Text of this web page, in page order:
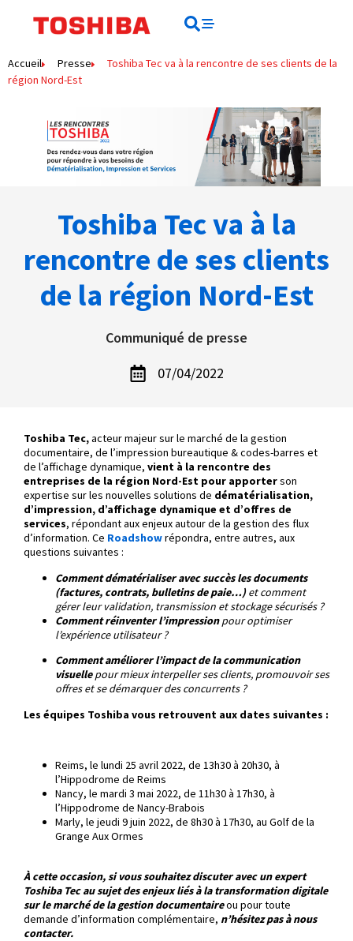
Accueil Presse
Toshiba Tec va à la rencontre de ses clients de la
région Nord-Est
Toshiba Tec va à la
rencontre de ses clients
de la région Nord-Est
Communiqué de presse
07/04/2022
Toshiba Tec,acteur majeur sur le marché de la gestion
documentaire, de l’impression bureautique & codes-barres et
de l’affichage dynamique, vient à la rencontre des
entreprises de la région Nord-Est pour apporterson
expertise sur les nouvelles solutions de dématérialisation,
d’impression, d’affichage dynamique et d’offres de
services, répondant aux enjeux autour de la gestion des flux
d’information. Ce Roadshowrépondra, entre autres, aux
questions suivantes :
Comment dématérialiser avec succès les documents
(factures, contrats, bulletins de paie…)et comment
gérer leur validation, transmission et stockage sécurisés ?
Comment réinventer l’impressionpour optimiser
l’expérience utilisateur ?
Comment améliorer l’impact de la communication
visuellepour mieux interpeller ses clients, promouvoir ses
offres et se démarquer des concurrents ?
Les équipes Toshiba vous retrouvent aux dates suivantes :
Reims, le lundi 25 avril 2022, de 13h30 à 20h30, à
l’Hippodrome de Reims
Nancy, le mardi 3 mai 2022, de 11h30 à 17h30, à
l’Hippodrome de Nancy-Brabois
Marly, le jeudi 9 juin 2022, de 8h30 à 17h30, au Golf de la
Grange Aux Ormes
À cette occasion, si vous souhaitez discuter avec un expert
Toshiba Tec au sujet des enjeux liés à la transformation digitale
sur le marché de la gestion documentaireou pour toute
demande d’information complémentaire, n’hésitez pas à nous
contacter.